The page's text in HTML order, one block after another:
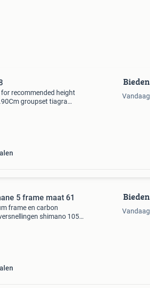
recommended height
groupset tiagra
Bieden
Vandaag
5 frame maat 61
frame en carbon
shimano 105
Bieden
Vandaag